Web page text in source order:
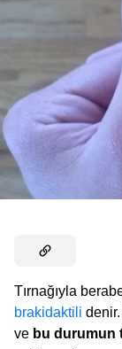
Tırnağıyla
brakidaktili
ve bu durumun